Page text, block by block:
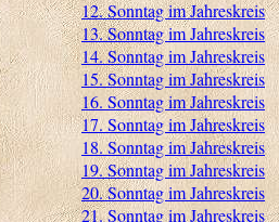
12. Sonntag im Jahreskreis
13. Sonntag im Jahreskreis
14. Sonntag im Jahreskreis
15. Sonntag im Jahreskreis
16. Sonntag im Jahreskreis
17. Sonntag im Jahreskreis
18. Sonntag im Jahreskreis
19. Sonntag im Jahreskreis
20. Sonntag im Jahreskreis
21. Sonntag im Jahreskreis